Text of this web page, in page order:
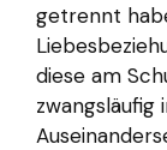
getrennt
diese am
zwangsläufig